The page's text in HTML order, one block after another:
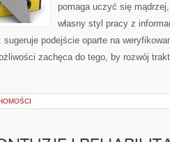
pomaga uczyć się
własny styl pracy z
sugeruje podejście oparte na
zachęca do tego, by rozwój